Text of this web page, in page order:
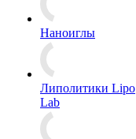
Наноиглы
Липолитики Lipo
Lab